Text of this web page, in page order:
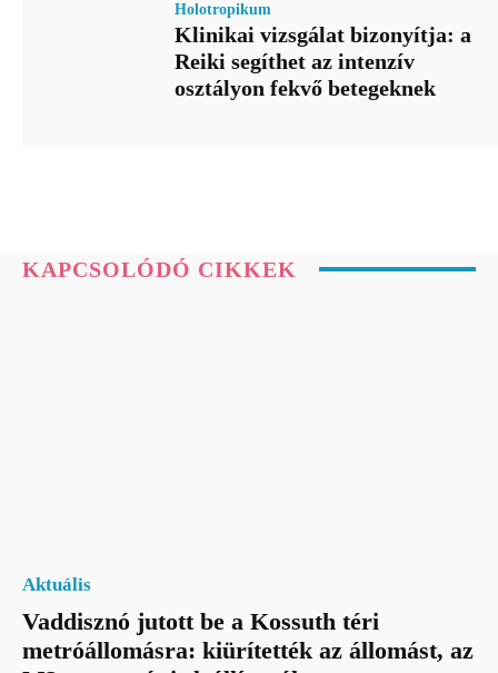
Holotropikum
Klinikai vizsgálat bizonyítja: a
Reiki segíthet az intenzív
osztályon fekvő betegeknek
KAPCSOLÓDÓ CIKKEK
Aktuális
Vaddisznó jutott be a Kossuth téri
metróállomásra: kiürítették az állomást, az